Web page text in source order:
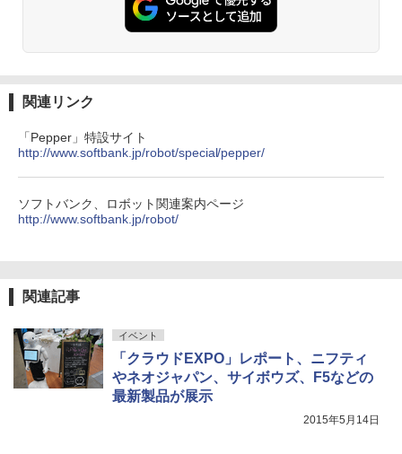
関連リンク
「Pepper」特設サイト
http://www.softbank.jp/robot/special/pepper/
ソフトバンク、ロボット関連案内ページ
http://www.softbank.jp/robot/
関連記事
イベント
「クラウドEXPO」レポート、ニフティ
やネオジャパン、サイボウズ、F5などの
最新製品が展示
2015年5月14日